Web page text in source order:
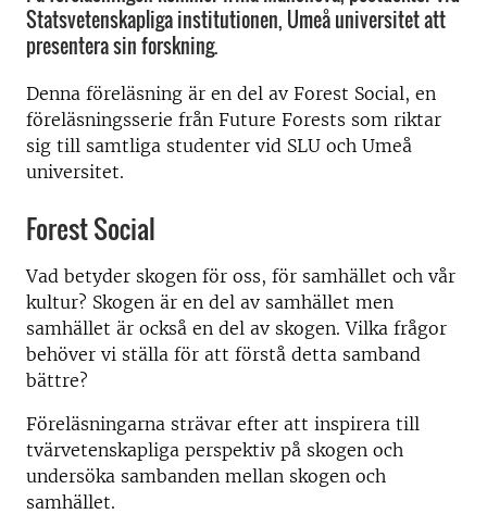
Statsvetenskapliga institutionen, Umeå universitet att
presentera sin forskning.
Denna föreläsning är en del av Forest Social, en
föreläsningsserie från Future Forests som riktar
sig till samtliga studenter vid SLU och Umeå
universitet.
Forest Social
Vad betyder skogen för oss, för samhället och vår
kultur? Skogen är en del av samhället men
samhället är också en del av skogen. Vilka frågor
behöver vi ställa för att förstå detta samband
bättre?
Föreläsningarna strävar efter att inspirera till
tvärvetenskapliga perspektiv på skogen och
undersöka sambanden mellan skogen och
samhället.